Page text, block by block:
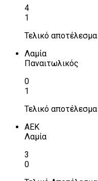
4
1
Τελικό αποτέλεσμα
Λαμία
Παναιτωλικός
0
1
Τελικό αποτέλεσμα
ΑΕΚ
Λαμία
3
0